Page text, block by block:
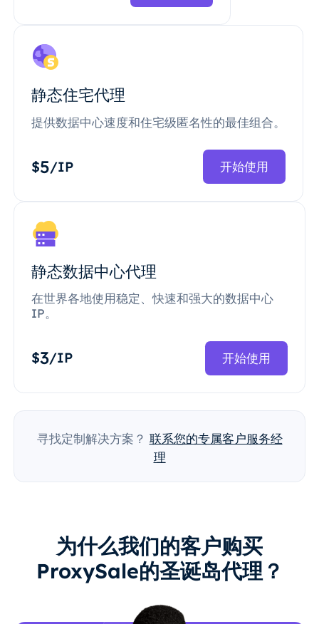
静态住宅代理
提供数据中心速度和住宅级匿名性的最佳组合。
$5/IP 开始使用
静态数据中心代理
在世界各地使用稳定、快速和强大的数据中心
IP。
$3/IP 开始使用
寻找定制解决方案？ 联系您的专属客户服务经
理
为什么我们的客户购买
ProxySale的圣诞岛代理？